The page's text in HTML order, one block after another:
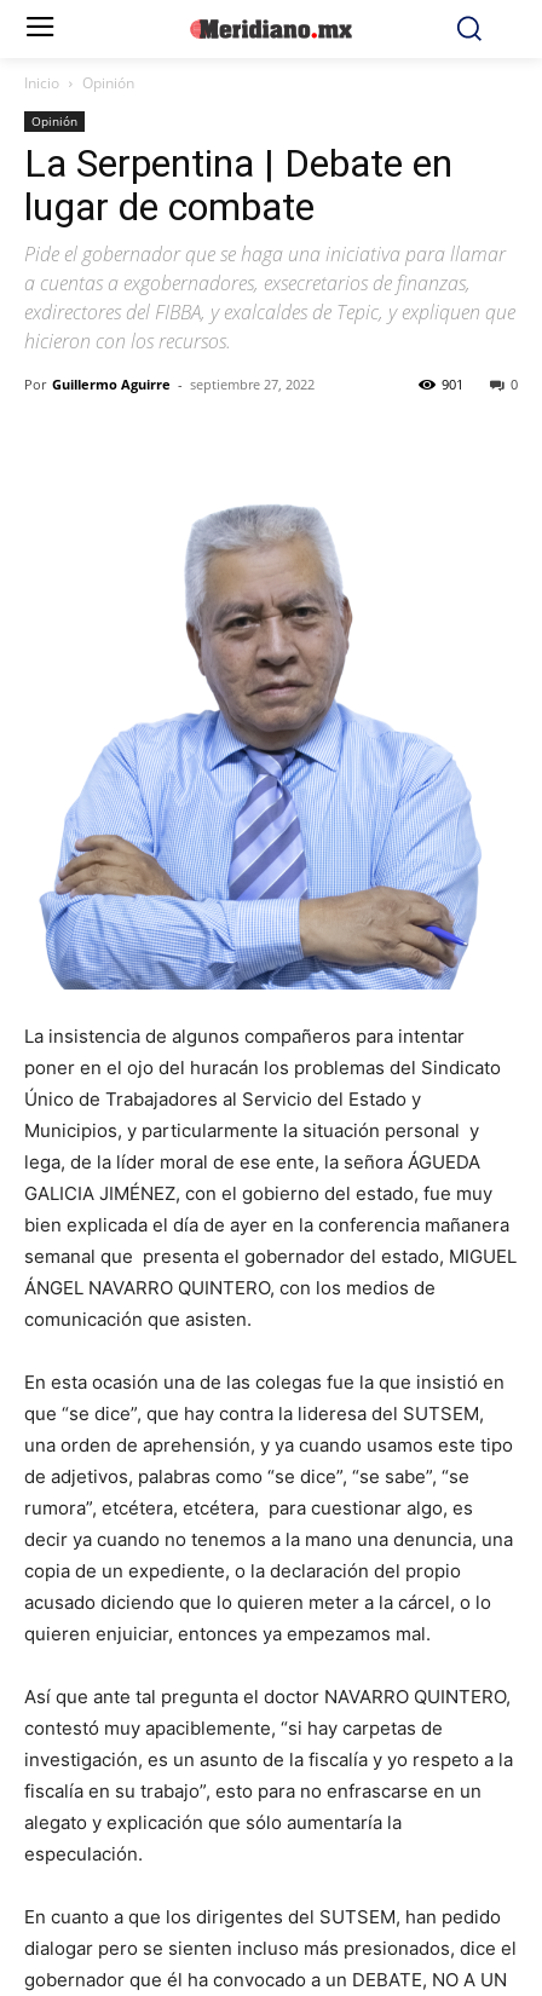
Inicio Opinión
Opinión
La Serpentina | Debate en
lugar de combate
Pide el gobernador que se haga una iniciativa para llamar
a cuentas a exgobernadores, exsecretarios de finanzas,
exdirectores del FIBBA, y exalcaldes de Tepic, y expliquen que
hicieron con los recursos.
Por Guillermo Aguirre - septiembre 27, 2022 0
901
La insistencia de algunos compañeros para intentar
poner en el ojo del huracán los problemas del Sindicato
Único de Trabajadores al Servicio del Estado y
Municipios, y particularmente la situación personal y
lega, de la líder moral de ese ente, la señora ÁGUEDA
GALICIA JIMÉNEZ, con el gobierno del estado, fue muy
bien explicada el día de ayer en la conferencia mañanera
semanal que presenta el gobernador del estado, MIGUEL
ÁNGEL NAVARRO QUINTERO, con los medios de
comunicación que asisten.
En esta ocasión una de las colegas fue la que insistió en
que “se dice”, que hay contra la lideresa del SUTSEM,
una orden de aprehensión, y ya cuando usamos este tipo
de adjetivos, palabras como “se dice”, “se sabe”, “se
rumora”, etcétera, etcétera, para cuestionar algo, es
decir ya cuando no tenemos a la mano una denuncia, una
copia de un expediente, o la declaración del propio
acusado diciendo que lo quieren meter a la cárcel, o lo
quieren enjuiciar, entonces ya empezamos mal.
Así que ante tal pregunta el doctor NAVARRO QUINTERO,
contestó muy apaciblemente, “si hay carpetas de
investigación, es un asunto de la fiscalía y yo respeto a la
fiscalía en su trabajo”, esto para no enfrascarse en un
alegato y explicación que sólo aumentaría la
especulación.
En cuanto a que los dirigentes del SUTSEM, han pedido
dialogar pero se sienten incluso más presionados, dice el
gobernador que él ha convocado a un DEBATE, NO A UN